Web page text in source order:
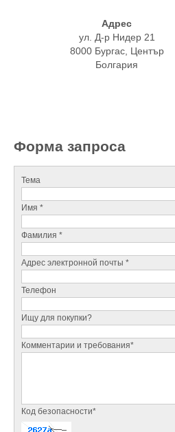
Адрес
ул. Д-р Нидер 21
8000 Бургас, Център
Болгария
Форма запроса
Тема
Имя *
Фамилия *
Адрес электронной почты *
Телефон
Ищу для покупки?
Комментарии и требования*
Код безопасности*